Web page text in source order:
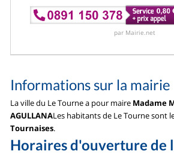
par Mairie.net
Informations sur la mairie
La ville du Le Tourne a pour maire Madame
AGULLANALes habitants de Le Tourne sont
Tournaises.
Horaires d'ouverture de